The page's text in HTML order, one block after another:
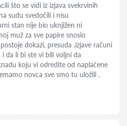
što se vidi iz izjava svekrvinih
sudu svedočili i nisu
stan nije bio uknjižen ni
muž za sve papire snosio
dokazi, presuda ,izjave računi
i da li bi ste vi bili voljni da
koju vi odredite od naplaćene
novca sve smo tu uložili .